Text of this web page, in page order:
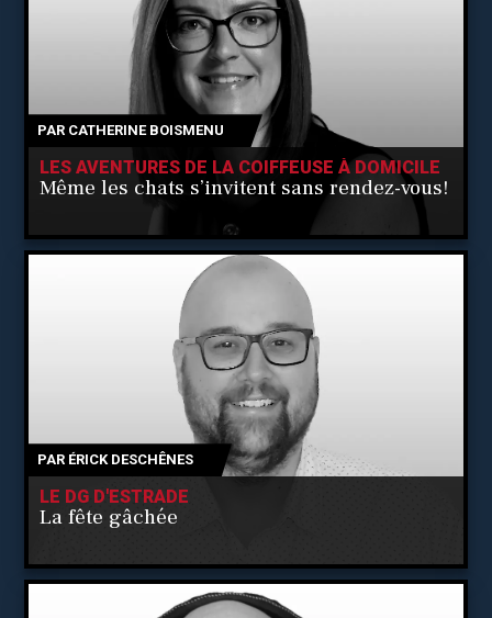
PAR CATHERINE BOISMENU
LES AVENTURES DE LA COIFFEUSE À DOMICILE
Même les chats s’invitent sans rendez-vous!
PAR ÉRICK DESCHÊNES
LE DG D'ESTRADE
La fête gâchée